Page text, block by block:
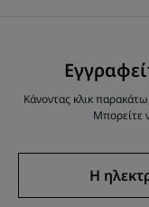
Κάνοντας κλικ
Μπορείτε
Η